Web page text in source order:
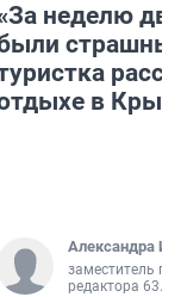
неделю
в
Александра
заместитель
редактора 63.RU